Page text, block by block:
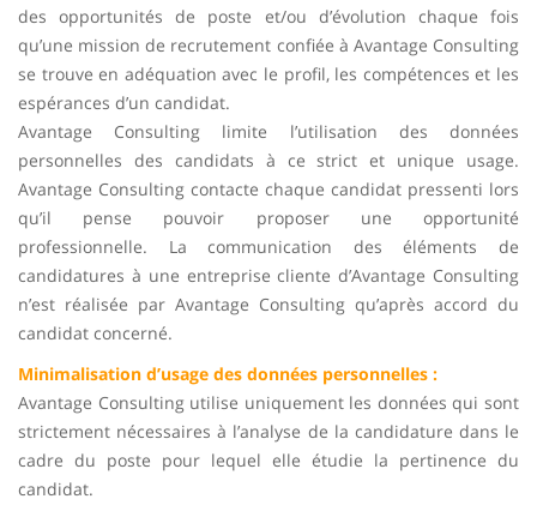
des opportunités de poste et/ou d’évolution chaque fois
qu’une mission de recrutement confiée à Avantage Consulting
se trouve en adéquation avec le profil, les compétences et les
espérances d’un candidat.
Avantage Consulting limite l’utilisation des données
personnelles des candidats à ce strict et unique usage.
Avantage Consulting contacte chaque candidat pressenti lors
qu’il pense pouvoir proposer une opportunité
professionnelle. La communication des éléments de
candidatures à une entreprise cliente d’Avantage Consulting
n’est réalisée par Avantage Consulting qu’après accord du
candidat concerné.
Minimalisation d’usage des données personnelles :
Avantage Consulting utilise uniquement les données qui sont
strictement nécessaires à l’analyse de la candidature dans le
cadre du poste pour lequel elle étudie la pertinence du
candidat.